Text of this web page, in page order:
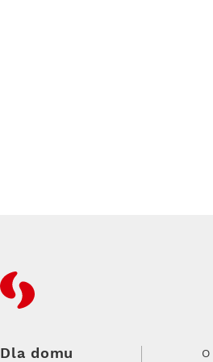
RFC
Dla domu